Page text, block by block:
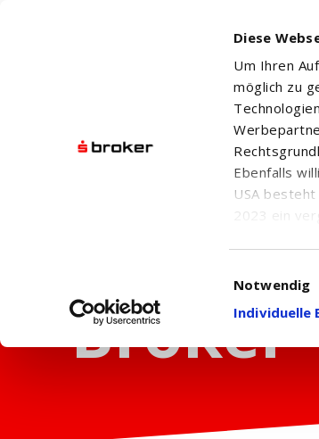
Diese
Um Ihren
möglich zu
Ebenfalls
USA
2023 ein
in den USA,
Notwendig
Individuelle